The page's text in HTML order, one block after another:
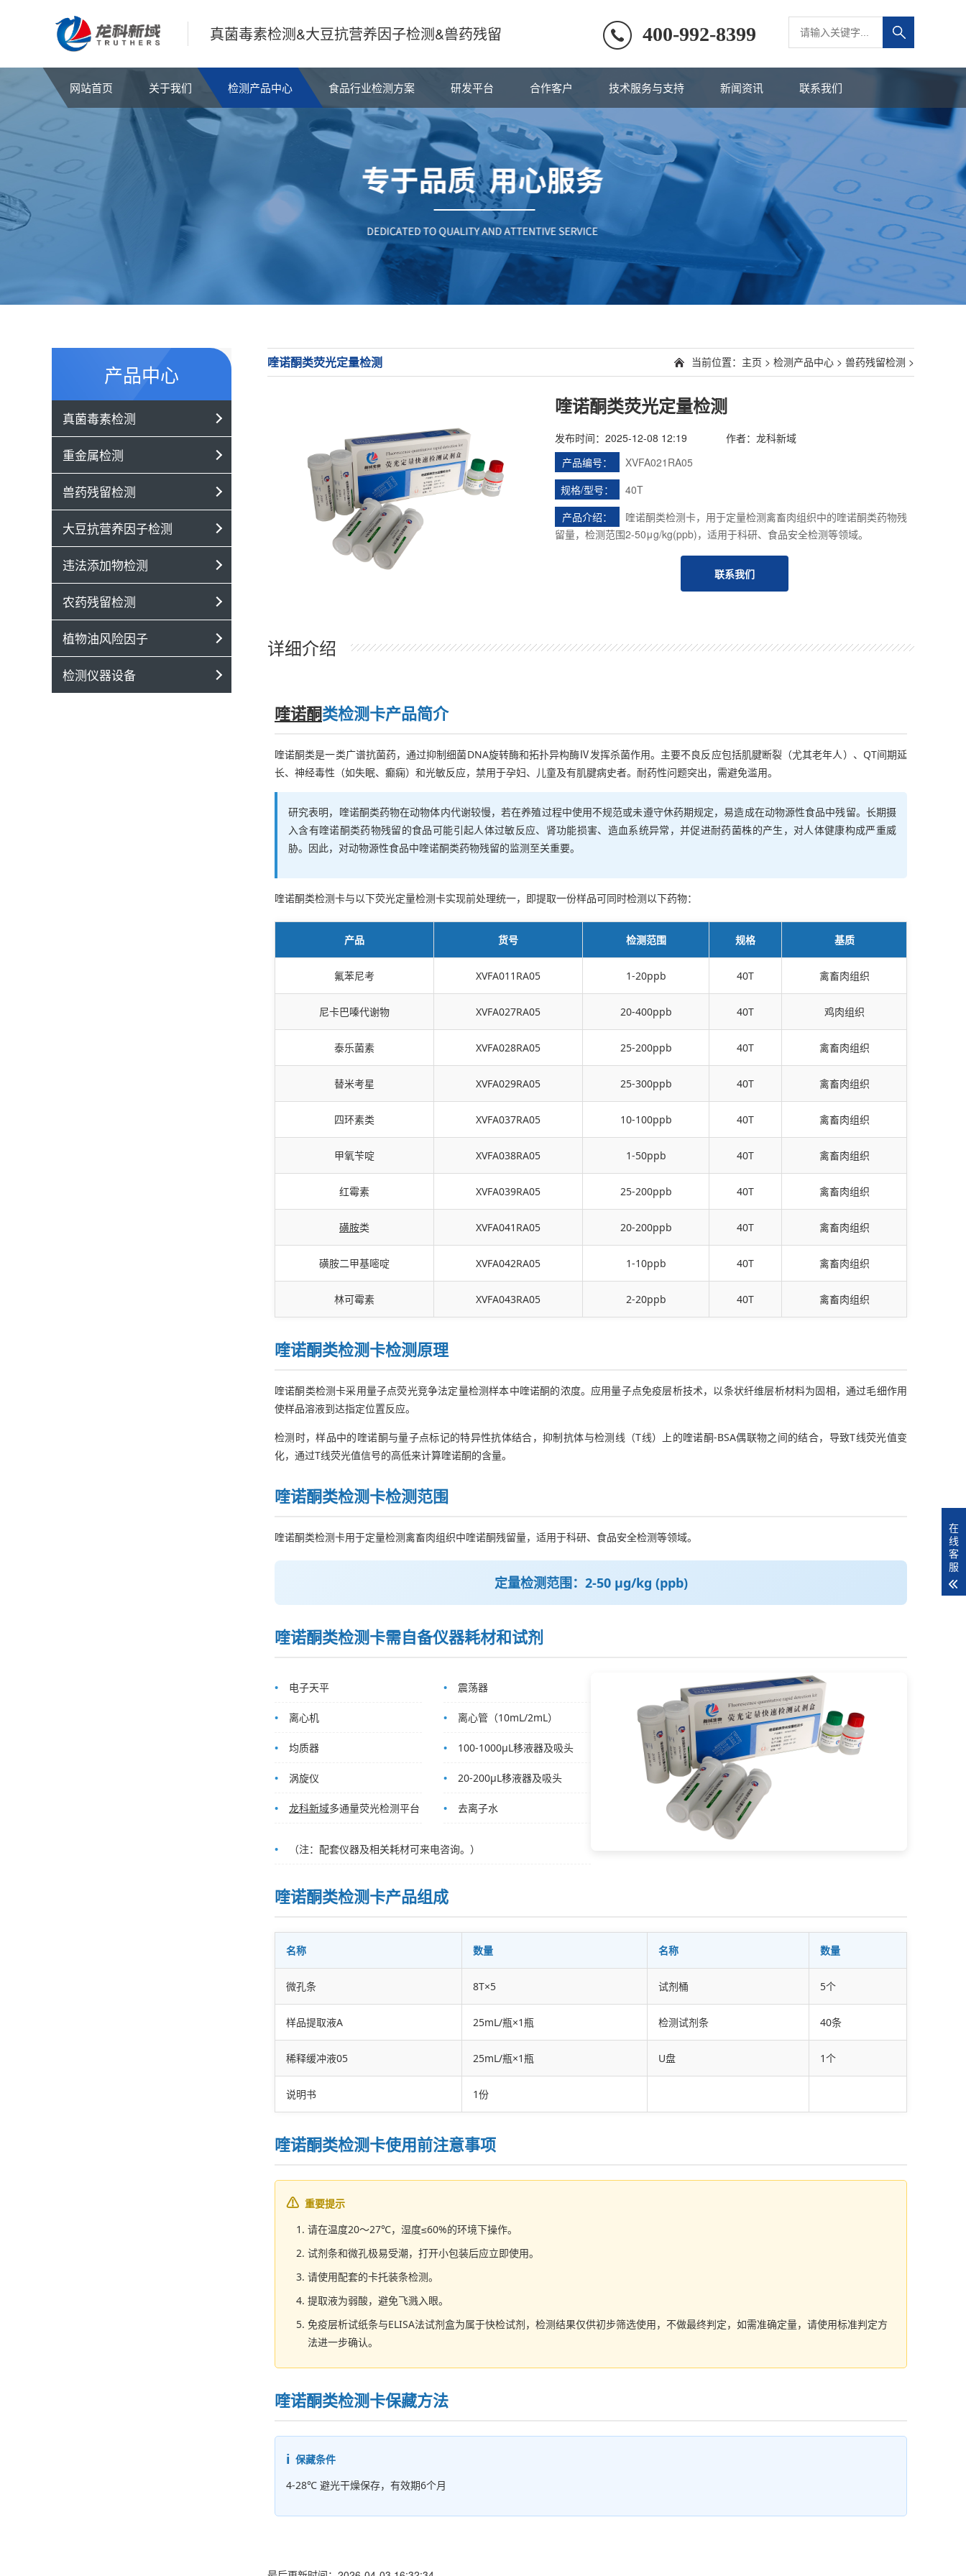
真菌毒素检测&大豆抗营养因子检测&兽药残留 400-992-8399
网站首页 关于我们 检测产品中心 食品行业检测方案 研发平台 合作客户 技术服务与支持 新闻资讯 联系我们
产品中心
真菌毒素检测
重金属检测
兽药残留检测
大豆抗营养因子检测
违法添加物检测
农药残留检测
植物油风险因子
检测仪器设备
喹诺酮类荧光定量检测 当前位置： 主页 > 检测产品中心 > 兽药残留检测 >
喹诺酮类荧光定量检测
发布时间：2025-12-08 12:19
作者：龙科新域
产品编号：
XVFA021RA05
规格/型号：
40T
产品介绍：
喹诺酮类检测卡，用于定量检测禽畜肉组织中的喹诺酮类药物残
留量，检测范围2-50μg/kg(ppb)，适用于科研、食品安全检测等领域。
联系我们
详细介绍
喹诺酮类检测卡产品简介
喹诺酮类是一类广谱抗菌药，通过抑制细菌DNA旋转酶和拓扑异构酶Ⅳ发挥杀菌作用。主要不良反应包括肌腱断裂（尤其老年人）、QT间期延
长、神经毒性（如失眠、癫痫）和光敏反应，禁用于孕妇、儿童及有肌腱病史者。耐药性问题突出，需避免滥用。
研究表明，喹诺酮类药物在动物体内代谢较慢，若在养殖过程中使用不规范或未遵守休药期规定，易造成在动物源性食品中残留。长期摄
入含有喹诺酮类药物残留的食品可能引起人体过敏反应、肾功能损害、造血系统异常，并促进耐药菌株的产生，对人体健康构成严重威
胁。因此，对动物源性食品中喹诺酮类药物残留的监测至关重要。
喹诺酮类检测卡与以下荧光定量检测卡实现前处理统一，即提取一份样品可同时检测以下药物：
产品 货号 检测范围 规格 基质
氟苯尼考 XVFA011RA05 1-20ppb 40T 禽畜肉组织
尼卡巴嗪代谢物 XVFA027RA05 20-400ppb 40T 鸡肉组织
泰乐菌素 XVFA028RA05 25-200ppb 40T 禽畜肉组织
替米考星 XVFA029RA05 25-300ppb 40T 禽畜肉组织
四环素类 XVFA037RA05 10-100ppb 40T 禽畜肉组织
甲氧苄啶 XVFA038RA05 1-50ppb 40T 禽畜肉组织
红霉素 XVFA039RA05 25-200ppb 40T 禽畜肉组织
磺胺类 XVFA041RA05 20-200ppb 40T 禽畜肉组织
磺胺二甲基嘧啶 XVFA042RA05 1-10ppb 40T 禽畜肉组织
林可霉素 XVFA043RA05 2-20ppb 40T 禽畜肉组织
喹诺酮类检测卡检测原理
喹诺酮类检测卡采用量子点荧光竞争法定量检测样本中喹诺酮的浓度。应用量子点免疫层析技术，以条状纤维层析材料为固相，通过毛细作用
使样品溶液到达指定位置反应。
检测时，样品中的喹诺酮与量子点标记的特异性抗体结合，抑制抗体与检测线（T线）上的喹诺酮-BSA偶联物之间的结合，导致T线荧光值变
化，通过T线荧光值信号的高低来计算喹诺酮的含量。
喹诺酮类检测卡检测范围
喹诺酮类检测卡用于定量检测禽畜肉组织中喹诺酮残留量，适用于科研、食品安全检测等领域。
定量检测范围：2-50 μg/kg (ppb)
喹诺酮类检测卡需自备仪器耗材和试剂
电子天平
离心机
均质器
涡旋仪
龙科新域多通量荧光检测平台
震荡器
离心管（10mL/2mL）
100-1000μL移液器及吸头
20-200μL移液器及吸头
去离子水
（注：配套仪器及相关耗材可来电咨询。）
喹诺酮类检测卡产品组成
名称 数量 名称 数量
微孔条 8T×5 试剂桶 5个
样品提取液A 25mL/瓶×1瓶 检测试剂条 40条
稀释缓冲液05 25mL/瓶×1瓶 U盘 1个
说明书 1份
喹诺酮类检测卡使用前注意事项
重要提示
请在温度20～27℃，湿度≤60%的环境下操作。
试剂条和微孔极易受潮，打开小包装后应立即使用。
请使用配套的卡托装条检测。
提取液为弱酸，避免飞溅入眼。
免疫层析试纸条与ELISA法试剂盒为属于快检试剂，检测结果仅供初步筛选使用，不做最终判定，如需准确定量，请使用标准判定方
法进一步确认。
喹诺酮类检测卡保藏方法
保藏条件
4-28℃ 避光干燥保存，有效期6个月
在
线
客
服